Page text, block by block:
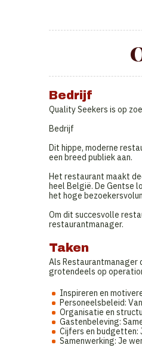
Bedrijf
Quality Seekers is op
Bedrijf
Dit hippe, moderne
een breed publiek aan.
Het restaurant maakt
heel België. De Gentse
het hoge
Om dit succesvolle
restaurantmanager.
Taken
Als Restaurantmanager
grotendeels op
Inspireren en
Personeelsbeleid:
Organisatie en
Gastenbeleving:
Cijfers en budgetten:
Samenwerking: Je